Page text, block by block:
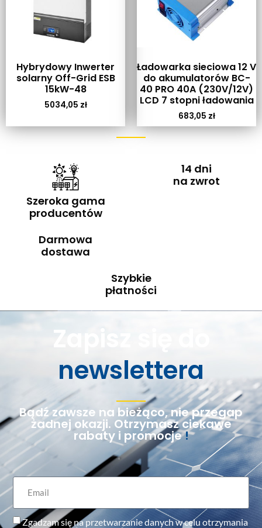
Hybrydowy Inwerter
solarny Off-Grid ESB
15kW-48
5034,05 zł
Ładowarka sieciowa 12 V
do akumulatorów BC-
40 PRO 40A (230V/12V)
LCD 7 stopni ładowania
683,05 zł
Szeroka gama
producentów
14 dni
na zwrot
Darmowa
dostawa
Szybkie
płatności
Zapisz się do
newslettera
Bądź zawsze na bieżąco, nie przegap
żadnej okazji. Otrzymasz ciekawe
rabaty i promocje!
Zgadzam się na przetwarzanie danych w celu otrzymania